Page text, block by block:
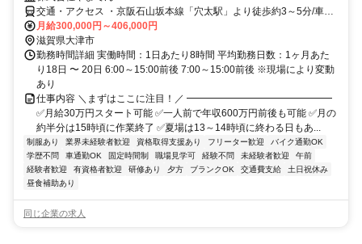
交通・アクセス ・京阪石山坂本線「穴太駅」より徒歩約3～5分/車通
勤OK
月給300,000円～406,000円
滋賀県大津市
勤務時間詳細 実働時間：1日あたり8時間 平均勤務日数：1ヶ月あた
り18日 〜 20日 6:00～15:00前後 7:00～15:00前後 ※現場により変動
あり
仕事内容 ＼まずはここに注目！／ ━━━━━━━━━━━━━━━
✅月給30万円スタート可能 ✅一人前で年収600万円前後も可能 ✅月の
約半分は15時頃に作業終了 ✅夏場は13～14時頃に終わる日もあ...
制服あり 業界未経験者歓迎 資格取得支援あり フリーター歓迎
バイク通勤OK
学歴不問
車通勤OK 固定時間制 職場見学可 経験不問 未経験者歓迎
午前
経験者歓迎
有資格者歓迎 研修あり 夕方 ブランクOK 交通費支給
土日祝休み
昼食補助あり
同じ企業の求人